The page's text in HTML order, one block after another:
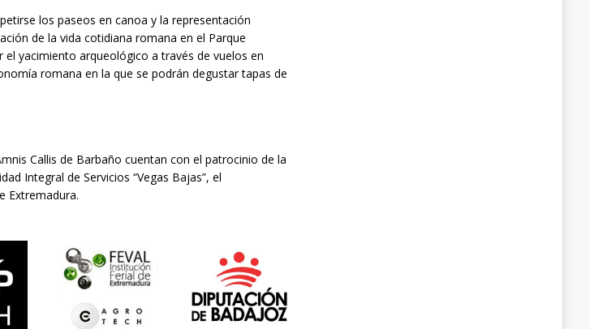
los paseos en canoa y la representación
de la vida cotidiana romana en el Parque
yacimiento arqueológico a través de vuelos en
romana en la que se podrán degustar tapas de
Callis de Barbaño cuentan con el patrocinio de la
Integral de Servicios “Vegas Bajas”, el
Extremadura.